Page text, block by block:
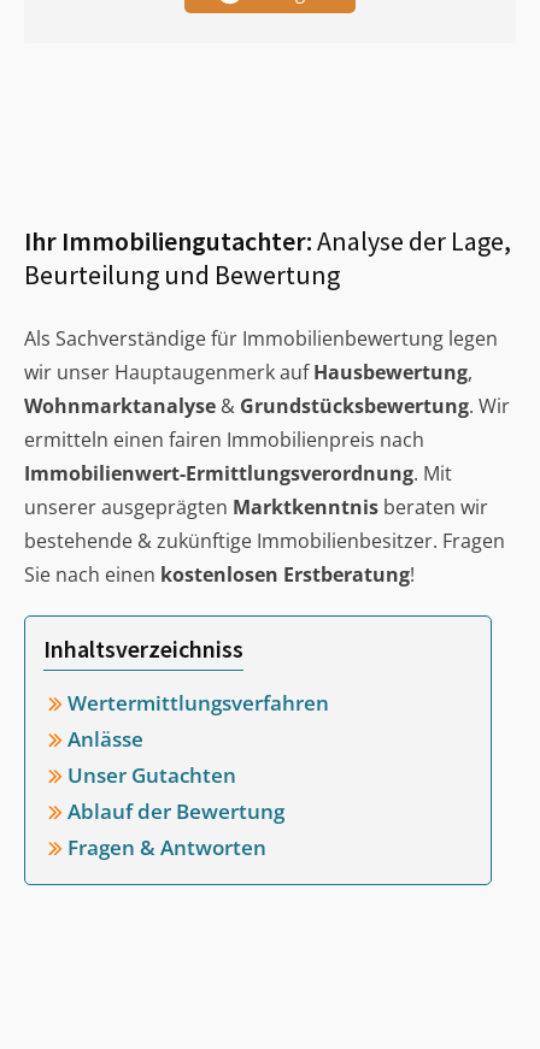
Ihr Immobiliengutachter:Analyse der Lage,
Beurteilung und Bewertung
Als Sachverständige für Immobilienbewertung legen
wir unser Hauptaugenmerk aufHausbewertung,
Wohnmarktanalyse & Grundstücksbewertung. Wir
ermitteln einen fairen Immobilienpreis nach
Immobilienwert-Ermittlungsverordnung. Mit
unserer ausgeprägten Marktkenntnis beraten wir
bestehende & zukünftige Immobilienbesitzer. Fragen
Sie nach einen kostenlosen Erstberatung!
Inhaltsverzeichniss
Wertermittlungsverfahren
Anlässe
Unser Gutachten
Ablauf der Bewertung
Fragen & Antworten